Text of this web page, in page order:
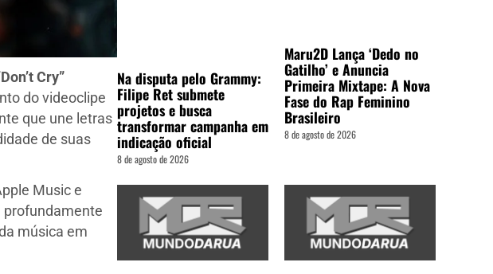
Cry”
do videoclipe
que une letras
de suas
Music e
profundamente
música em
Na disputa pelo Grammy:
Filipe Ret submete
projetos e busca
transformar campanha em
indicação oficial
8 de agosto de 2026
Maru2D Lança ‘Dedo no
Gatilho’ e Anuncia
Primeira Mixtape: A Nova
Fase do Rap Feminino
Brasileiro
8 de agosto de 2026